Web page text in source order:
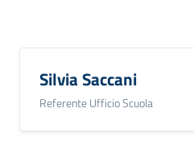
Silvia Saccani
Referente Ufficio Scuola